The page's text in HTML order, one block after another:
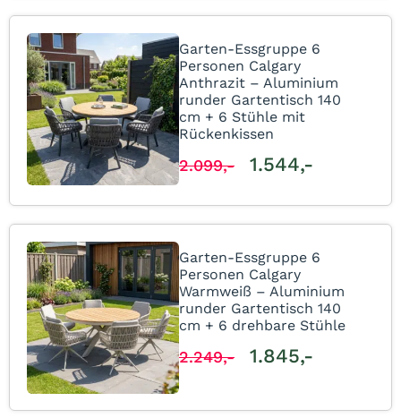
Garten-Essgruppe 6
Personen Calgary
Anthrazit – Aluminium
runder Gartentisch 140
cm + 6 Stühle mit
Rückenkissen
2.099,- 1.544,-
Garten-Essgruppe 6
Personen Calgary
Warmweiß – Aluminium
runder Gartentisch 140
cm + 6 drehbare Stühle
2.249,- 1.845,-